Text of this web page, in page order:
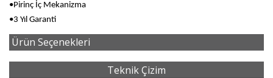
•Pirinç İç Mekanizma
•3 Yıl Garanti
Ürün Seçenekleri
Teknik Çizim